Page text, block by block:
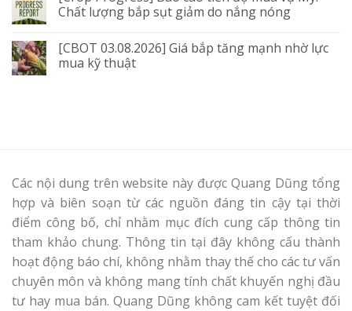
Chất lượng bắp sụt giảm do nắng nóng
[CBOT 03.08.2026] Giá bắp tăng mạnh nhờ lực
mua kỹ thuật
Các nội dung trên website này được Quang Dũng tổng
hợp và biên soạn từ các nguồn đáng tin cậy tại thời
điểm công bố, chỉ nhằm mục đích cung cấp thông tin
tham khảo chung. Thông tin tại đây không cấu thành
hoạt động báo chí, không nhằm thay thế cho các tư vấn
chuyên môn và không mang tính chất khuyến nghị đầu
tư hay mua bán. Quang Dũng không cam kết tuyệt đối